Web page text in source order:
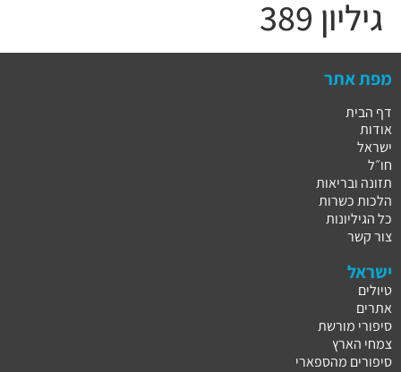
גיליון 389
מפת אתר
דף הבית
אודות
ישראל
חו״ל
תזונה ובריאות
הלכות כשרות
כל הגיליונות
צור קשר
ישראל
טיולים
אתרים
סיפורי מורשת
צמחי הארץ
סיפורים מהספארי